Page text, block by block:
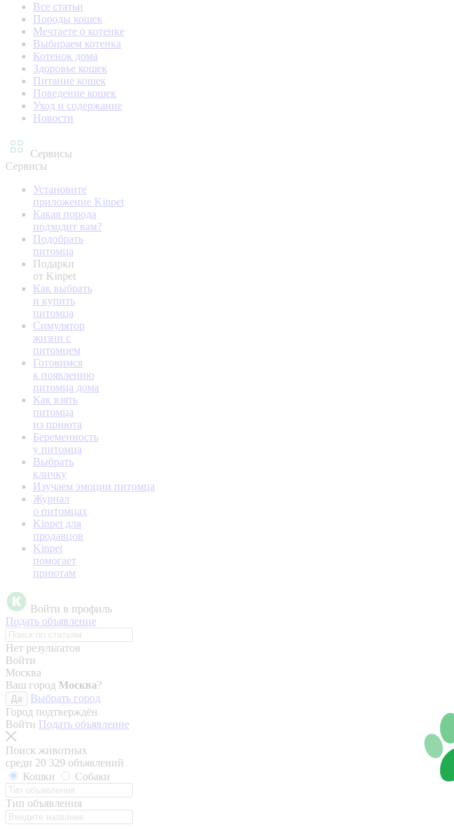
Все статьи
Породы кошек
Мечтаете о котенке
Выбираем котенка
Котенок дома
Здоровье кошек
Питание кошек
Поведение кошек
Уход и содержание
Новости
Сервисы
Сервисы
Установите
приложение Kinpet
Какая порода
подходит вам?
Подобрать
питомца
Подарки
от Kinpet
Как выбрать
и купить
питомца
Симулятор
жизни с
питомцем
Готовимся
к появлению
питомца дома
Как взять
питомца
из приюта
Беременность
у питомца
Выбрать
кличку
Изучаем эмоции питомца
Журнал
о питомцах
Kinpet для
продавцов
Kinpet
помогает
приютам
Войти в профиль
Подать объявление
Нет результатов
Войти
Москва
Ваш город Москва?
Да
Выбрать город
Город подтверждён
Войти Подать объявление
Поиск животных
среди 20 329 объявлений
Кошки
Собаки
Тип объявления